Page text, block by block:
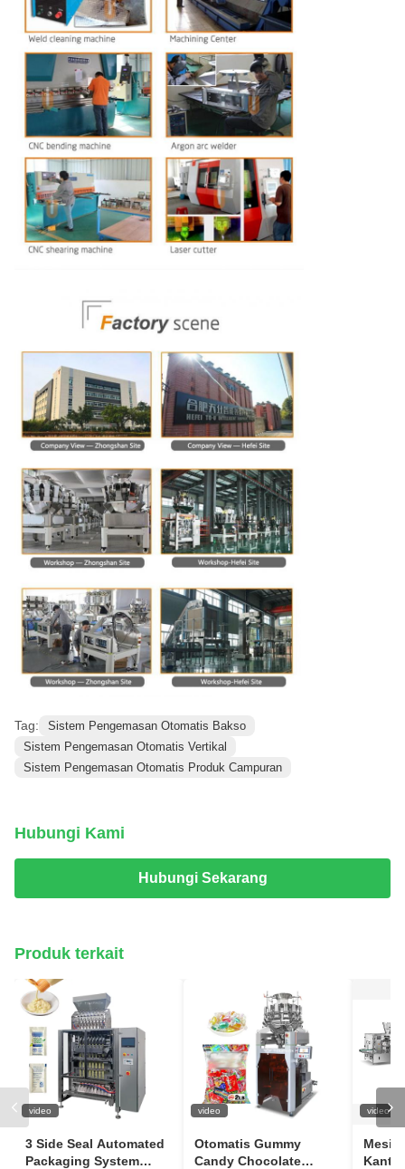
Tag:
Sistem Pengemasan Otomatis Bakso
Sistem Pengemasan Otomatis Vertikal
Sistem Pengemasan Otomatis Produk Campuran
Hubungi Kami
Hubungi Sekarang
Produk terkait
video
3 Side Seal Automated
Packaging System
video
Otomatis Gummy
Candy Chocolate
video
Mesin